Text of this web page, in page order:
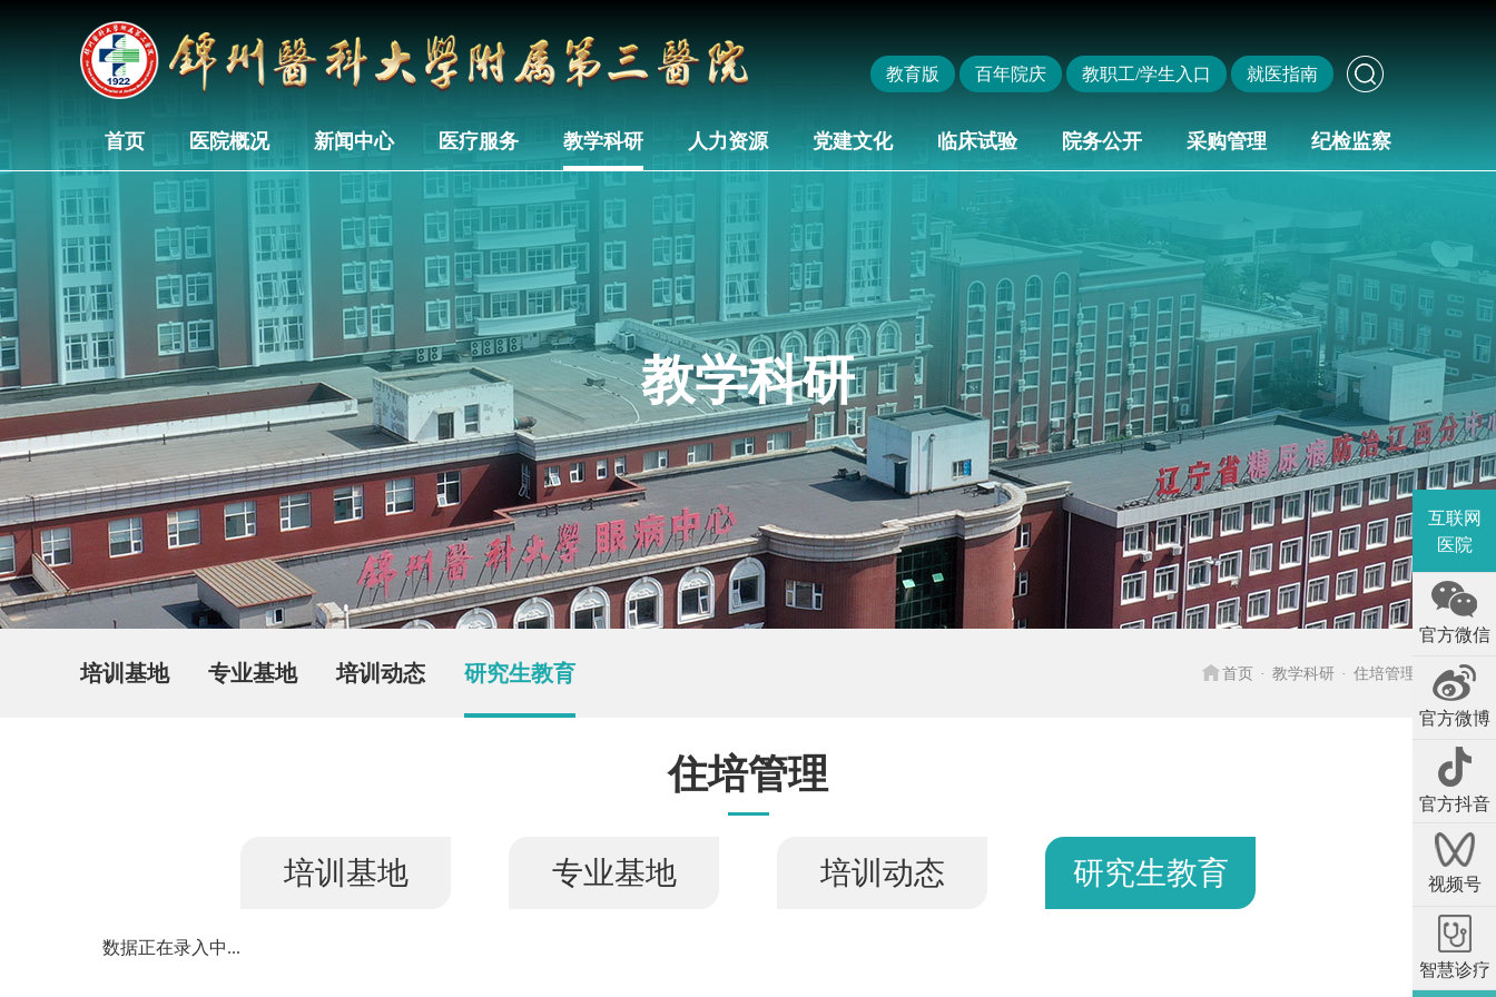
教育版 百年院庆 教职工/学生入口 就医指南
首页 医院概况 新闻中心 医疗服务 教学科研 人力资源 党建文化 临床试验 院务公开 采购管理 纪检监察
教学科研
培训基地 专业基地 培训动态 研究生教育 首页 教学科研 住培管理
住培管理
培训基地 专业基地 培训动态 研究生教育
数据正在录入中...
互联网
医院
官方微信
官方微博
官方抖音
视频号
智慧诊疗